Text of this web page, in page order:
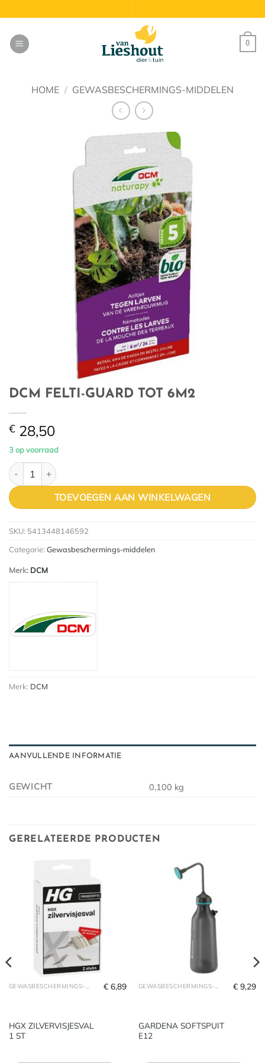
naar
inhoud
0
HOME / GEWASBESCHERMINGS-MIDDELEN
DCM FELTI-GUARD TOT 6M2
€ 28,50
3 op voorraad
DCM FELTI-GUARD TOT 6M2 aantal
TOEVOEGEN AAN WINKELWAGEN
SKU: 5413448146592
Categorie: Gewasbeschermings-middelen
Merk: DCM
Merk: DCM
AANVULLENDE INFORMATIE
GEWICHT 0,100 kg
GERELATEERDE PRODUCTEN
GEWASBESCHERMINGS-MIDDELEN
HGX ZILVERVISJESVAL
1 ST
€ 6,89 GEWASBESCHERMINGS-MIDDELEN
GARDENA SOFTSPUIT
E12
€ 9,29